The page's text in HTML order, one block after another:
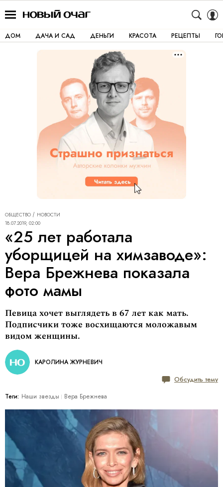
ДОМ ДАЧА И САД ДЕНЬГИ КРАСОТА РЕЦЕПТЫ
ОБЩЕСТВО
НОВОСТИ
18.07.2019, 02:00
«25 лет работала
уборщицей на химзаводе»:
Вера Брежнева показала
фото мамы
Певица хочет выглядеть в 67 лет как мать.
Подписчики тоже восхищаются моложавым
видом женщины.
КАРОЛИНА ЖУРНЕВИЧ
Обсудить тему
Теги: Наши звезды Вера Брежнева